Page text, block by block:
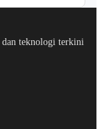
dan teknologi terkini